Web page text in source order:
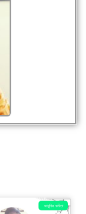
আধুনিক কবিতা